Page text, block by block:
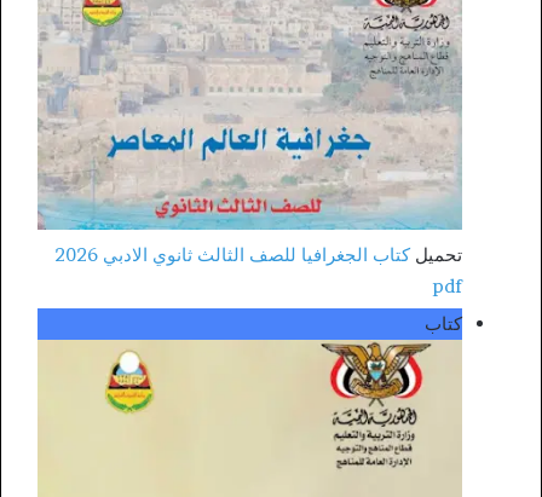
تحميل
كتاب الجغرافيا للصف الثالث ثانوي الادبي 2026
pdf
كتاب